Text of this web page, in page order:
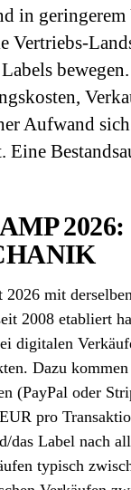
in
Vertriebs-
Aufwand
Eine
2026 mit
2008 etabliert
digitalen
Dazu
(PayPal oder
pro
das Label nach
typisch